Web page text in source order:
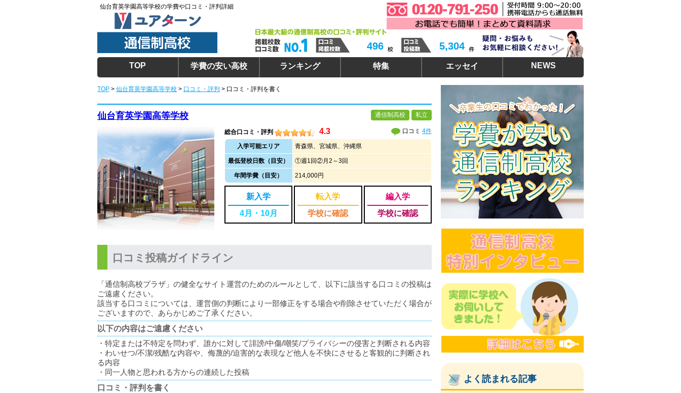
仙台育英学園高等学校の学費や口コミ・評判詳細
5,304
496
TOP 学費の安い高校 ランキング 特集 エッセイ NEWS
TOP > 仙台育英学園高等学校 > 口コミ・評判 > 口コミ・評判を書く
仙台育英学園高等学校 通信制高校 私立
総合口コミ・評判 4.3 口コミ 4件
入学可能エリア 青森県、宮城県、沖縄県
最低登校日数（目安） ①週1回②月2～3回
年間学費（目安） 214,000円
新入学
4月・10月
転入学
学校に確認
編入学
学校に確認
口コミ投稿ガイドライン
「通信制高校プラザ」の健全なサイト運営のためのルールとして、以下に該当する口コミの投稿は
ご遠慮ください。
該当する口コミについては、運営側の判断により一部修正をする場合や削除させていただく場合が
ございますので、あらかじめご了承ください。
以下の内容はご遠慮ください
・特定または不特定を問わず、誰かに対して誹謗/中傷/嘲笑/プライバシーの侵害と判断される内容
・わいせつ/不潔/残酷な内容や、侮蔑的/迫害的な表現など他人を不快にさせると客観的に判断され
る内容
・同一人物と思われる方からの連続した投稿
口コミ・評判を書く
よく読まれる記事